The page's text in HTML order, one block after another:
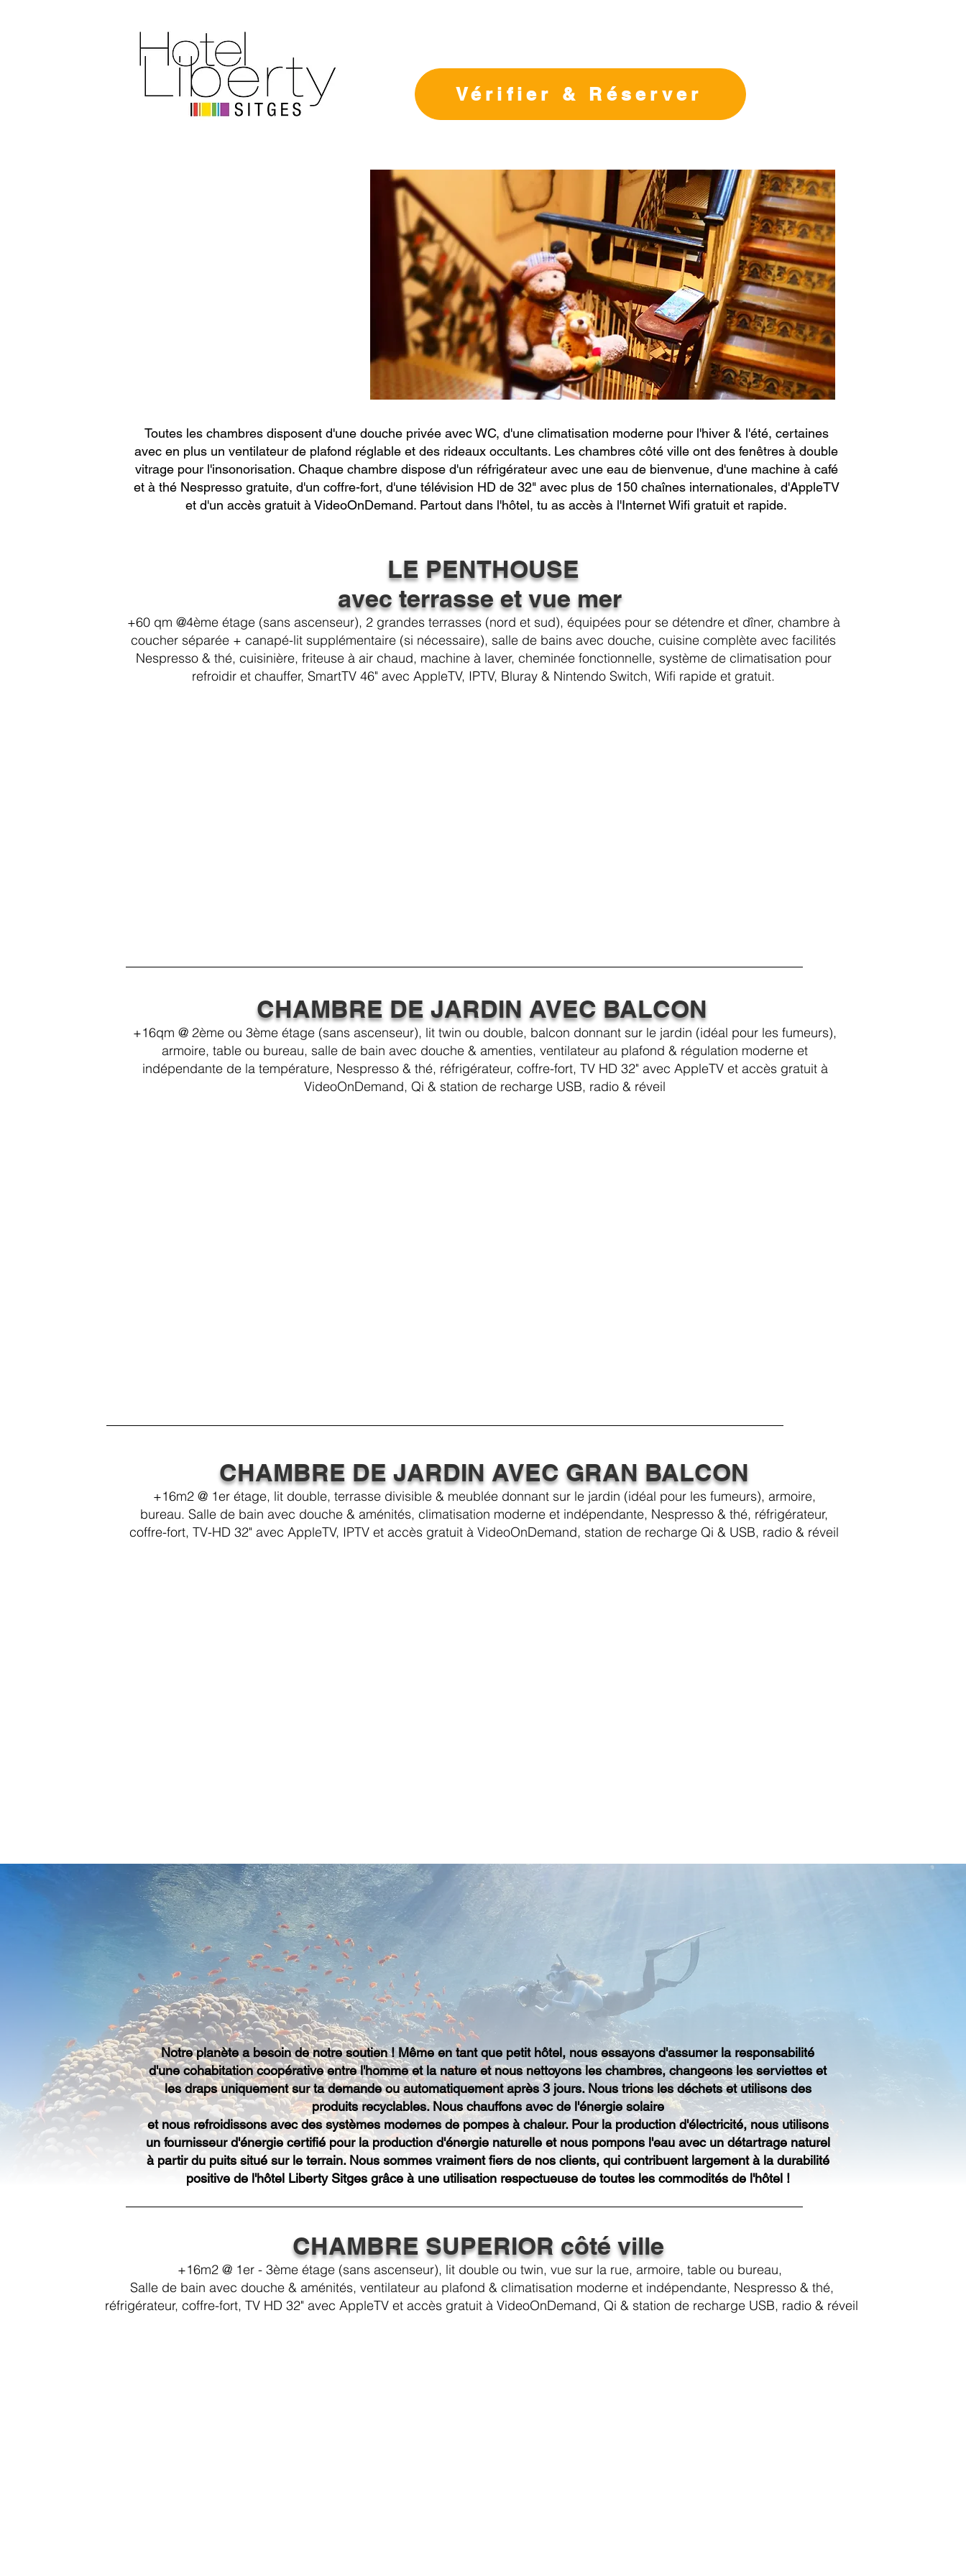
Vérifier & Réserver
Toutes les chambres disposent d'une douche privée avec WC, d'une climatisation moderne pour l'hiver & l'été, certaines
avec en plus un ventilateur de plafond réglable et des rideaux occultants. Les chambres côté ville ont des fenêtres à double
vitrage pour l'insonorisation. Chaque chambre dispose d'un réfrigérateur avec une eau de bienvenue, d'une machine à café
et à thé Nespresso gratuite, d'un coffre-fort, d'une télévision HD de 32" avec plus de 150 chaînes internationales, d'AppleTV
et d'un accès gratuit à VideoOnDemand. Partout dans l'hôtel, tu as accès à l'Internet Wifi gratuit et rapide.​
LE PENTHOUSE
avec terrasse et vue mer
+60 qm @4ème étage (sans ascenseur), 2 grandes terrasses (nord et sud), équipées pour se détendre et dîner, chambre à
coucher séparée + canapé-lit supplémentaire (si nécessaire), salle de bains avec douche, cuisine complète avec facilités
Nespresso & thé, cuisinière, friteuse à air chaud, machine à laver, cheminée fonctionnelle, système de climatisation pour
refroidir et chauffer, SmartTV 46" avec AppleTV, IPTV, Bluray & Nintendo Switch, Wifi rapide et gratuit.
CHAMBRE DE JARDIN AVEC BALCON
+16qm @ 2ème ou 3ème étage (sans ascenseur), lit twin ou double, balcon donnant sur le jardin (idéal pour les fumeurs),
armoire, table ou bureau, salle de bain avec douche & amenties, ventilateur au plafond & régulation moderne et
indépendante de la température, Nespresso & thé, réfrigérateur, coffre-fort, TV HD 32" avec AppleTV et accès gratuit à
VideoOnDemand, Qi & station de recharge USB, radio & réveil​
CHAMBRE DE JARDIN AVEC GRAN BALCON
+16m2 @ 1er étage, lit double, terrasse divisible & meublée donnant sur le jardin (idéal pour les fumeurs), armoire,
bureau. Salle de bain avec douche & aménités, climatisation moderne et indépendante, Nespresso & thé, réfrigérateur,
coffre-fort, TV-HD 32" avec AppleTV, IPTV et accès gratuit à VideoOnDemand, station de recharge Qi & USB, radio & réveil
Notre planète a besoin de notre soutien ! Même en tant que petit hôtel, nous essayons d'assumer la responsabilité
d'une cohabitation coopérative entre l'homme et la nature et nous nettoyons les chambres, changeons les serviettes et
les draps uniquement sur ta demande ou automatiquement après 3 jours. Nous trions les déchets et utilisons des
produits recyclables. Nous chauffons avec de l'énergie solaire
et nous refroidissons avec des systèmes modernes de pompes à chaleur. Pour la production d'électricité, nous utilisons
un fournisseur d'énergie certifié pour la production d'énergie naturelle et nous pompons l'eau avec un détartrage naturel
à partir du puits situé sur le terrain. Nous sommes vraiment fiers de nos clients, qui contribuent largement à la durabilité
positive de l'hôtel Liberty Sitges grâce à une utilisation respectueuse de toutes les commodités de l'hôtel !
CHAMBRE SUPERIOR côté ville
+16m2 @ 1er - 3ème étage (sans ascenseur), lit double ou twin, vue sur la rue, armoire, table ou bureau,
Salle de bain avec douche & aménités, ventilateur au plafond & climatisation moderne et indépendante, Nespresso & thé,
réfrigérateur, coffre-fort, TV HD 32" avec AppleTV et accès gratuit à VideoOnDemand, Qi & station de recharge USB, radio & réveil